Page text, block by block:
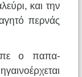
και την
περνάς
ο παπα-